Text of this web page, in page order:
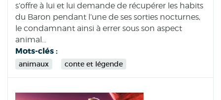
s’offre à lui et lui demande de récupérer les habits
du Baron pendant l’une de ses sorties nocturnes,
le condamnant ainsi à errer sous son aspect
animal…
Mots-clés :
animaux conte et légende